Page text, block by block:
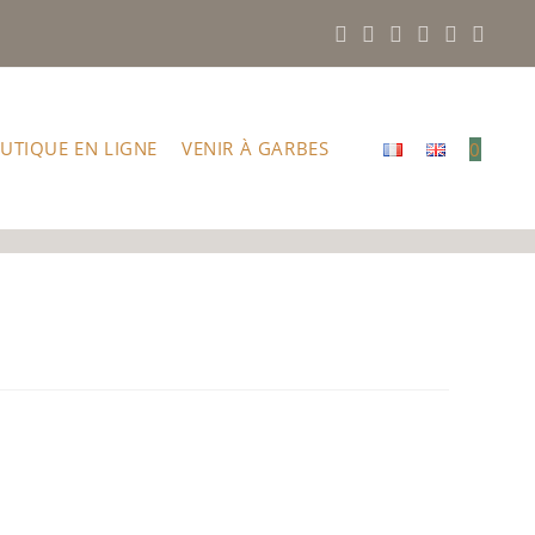
EN LIGNE VENIR À GARBES 0